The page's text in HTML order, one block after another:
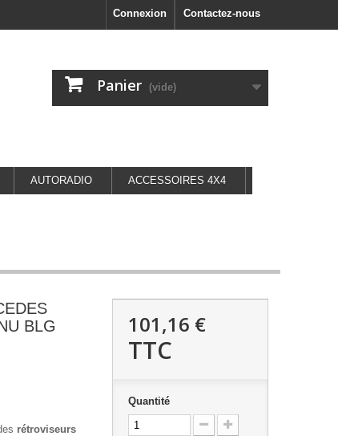
Contactez-nous
Connexion
Panier (vide)
AUTORADIO ACCESSOIRES 4X4
BLG
rétroviseurs
101,16 €
TTC
Quantité